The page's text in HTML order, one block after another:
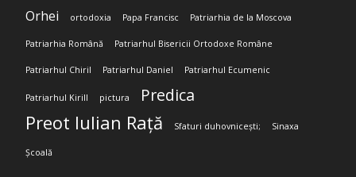
Orhei ortodoxia Papa Francisc Patriarhia de la Moscova
Patriarhia Română Patriarhul Bisericii Ortodoxe Române
Patriarhul Chiril Patriarhul Daniel Patriarhul Ecumenic
Patriarhul Kirill pictura Predica
Preot Iulian Rață Sfaturi duhovnicești; Sinaxa
Școală